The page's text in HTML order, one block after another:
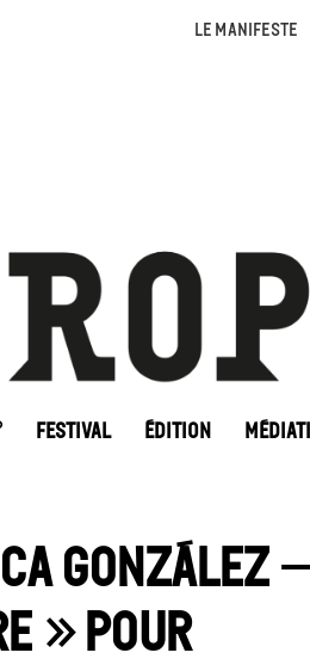
LE MANIFESTE
FESTIVAL ÉDITION
González –
» pour